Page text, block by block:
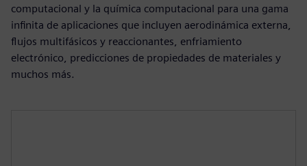
computacional y la química computacional para una gama
infinita de aplicaciones que incluyen aerodinámica externa,
flujos multifásicos y reaccionantes, enfriamiento
electrónico, predicciones de propiedades de materiales y
muchos más.